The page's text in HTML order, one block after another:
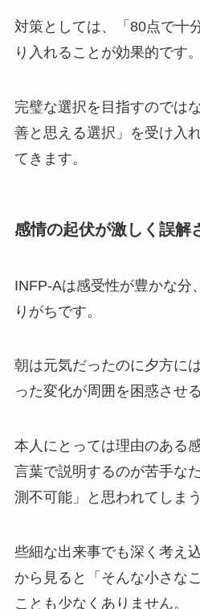
対策としては、「80点で十
り入れることが効果的です。
完璧な選択を目指すのでは
善と思える選択」を受け入
てきます。
感情の起伏が激しく誤解
INFP-Aは感受性が豊かな分
りがちです。
朝は元気だったのに夕方に
った変化が周囲を困惑させ
本人にとっては理由のある
言葉で説明するのが苦手な
測不可能」と思われてしま
些細な出来事でも深く考え
から見ると「そんな小さな
ことも少なくありません。